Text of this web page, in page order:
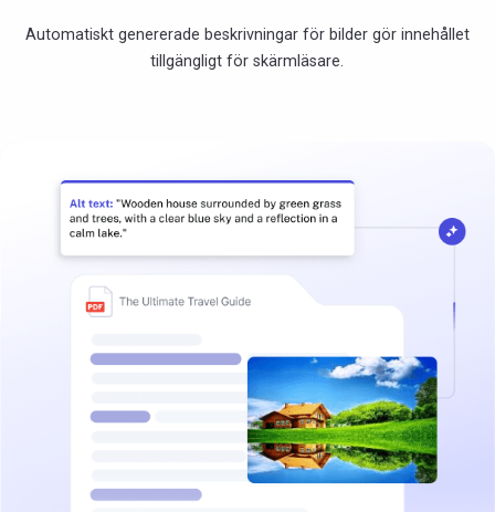
Automatiskt genererade beskrivningar för bilder gör innehållet
tillgängligt för skärmläsare.